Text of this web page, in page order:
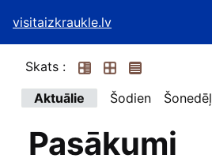
visitaizkraukle.lv
Skats :
Aktuālie
Šodien Šonedēļ
Pasākumi